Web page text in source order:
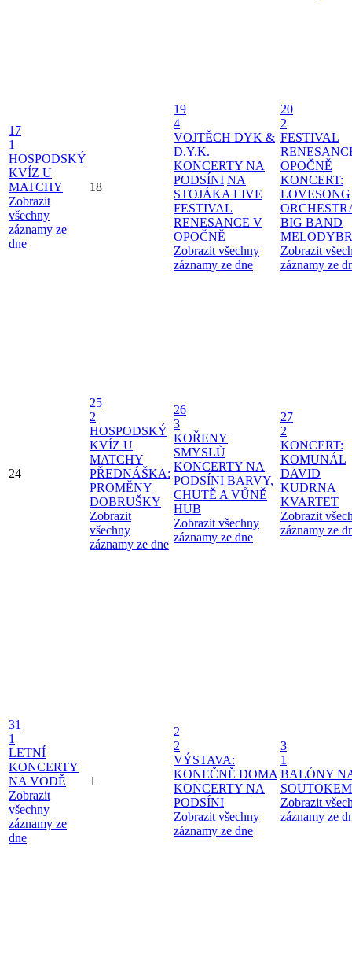
17
1
HOSPODSKÝ
KVÍZ U
MATCHY
Zobrazit
všechny
záznamy ze
dne
18
19
4
VOJTĚCH DYK &
D.Y.K.
KONCERTY NA
PODSÍNI NA
STOJÁKA LIVE
FESTIVAL
RENESANCE V
OPOČNĚ
Zobrazit všechny
záznamy ze dne
20
2
FESTIVAL
OPOČNĚ
KONCERT:
LOVESONG
BIG BAND
Zobrazit
záznamy ze
24
25
2
HOSPODSKÝ
KVÍZ U
MATCHY
PŘEDNÁŠKA:
PROMĚNY
DOBRUŠKY
Zobrazit
všechny
záznamy ze dne
26
3
KOŘENY
SMYSLŮ
KONCERTY NA
PODSÍNI BARVY,
CHUTĚ A VŮNĚ
HUB
Zobrazit všechny
záznamy ze dne
27
2
KONCERT:
KOMUNÁL
DAVID
KUDRNA
KVARTET
Zobrazit
záznamy ze
31
1
LETNÍ
KONCERTY
NA VODĚ
Zobrazit
všechny
záznamy ze
dne
1
2
2
VÝSTAVA:
KONEČNĚ DOMA
KONCERTY NA
PODSÍNI
Zobrazit všechny
záznamy ze dne
3
1
BALÓNY
SOUTOKEM
Zobrazit
záznamy ze